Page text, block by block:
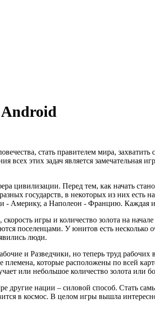
стать правителем мира, захватить
этих задач является замечательная
цивилизации. Перед тем, как начать
государств, в некоторых из них есть
- Америку, а Наполеон - Францию. Каждая
игры и количество золота на
поселенцами. У юнитов есть несколько
люди.
и Разведчики, но теперь труд рабочих
которые расположены по всей
или небольшое количество золота или
нации – силовой способ. Стать
в космос. В целом игры вышла